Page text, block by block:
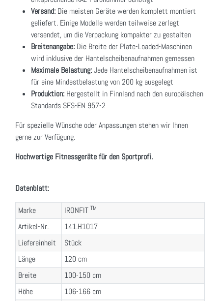
Versand: Die meisten Geräte werden komplett montiert
geliefert. Einige Modelle werden teilweise zerlegt
versendet, um die Verpackung kompakter zu gestalten
Breitenangabe: Die Breite der Plate-Loaded-Maschinen
wird inklusive der Hantelscheibenaufnahmen gemessen
Maximale Belastung:Jede Hantelscheibenaufnahmen ist
für eine Mindestbelastung von 200 kg ausgelegt
Produktion: Hergestellt in Finnland nach den europäischen
Standards SFS-EN 957-2
Für spezielle Wünsche oder Anpassungen stehen wir Ihnen
gerne zur Verfügung.
Hochwertige Fitnessgeräte für den Sportprofi.
Datenblatt:
Marke IRONFIT TM
Artikel-Nr.
141.H1017
Liefereinheit
Stück
Länge
120 cm
Breite
100-150 cm
Höhe
106-166 cm